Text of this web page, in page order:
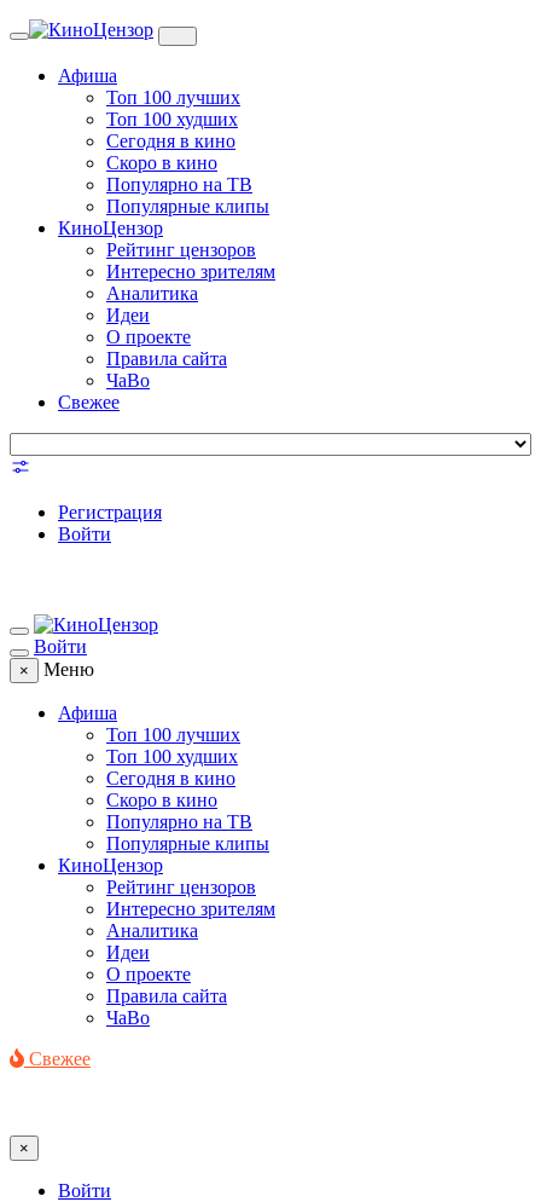
Toggle
Афиша
Топ 100 лучших
Топ 100 худших
Сегодня в кино
Скоро в кино
Популярно на ТВ
Популярные клипы
КиноЦензор
Рейтинг цензоров
Интересно зрителям
Аналитика
Идеи
О проекте
Правила сайта
ЧаВо
Свежее
Регистрация
Войти
Войти
× Меню
Афиша
Топ 100 лучших
Топ 100 худших
Сегодня в кино
Скоро в кино
Популярно на ТВ
Популярные клипы
КиноЦензор
Рейтинг цензоров
Интересно зрителям
Аналитика
Идеи
О проекте
Правила сайта
ЧаВо
Свежее
×
Войти